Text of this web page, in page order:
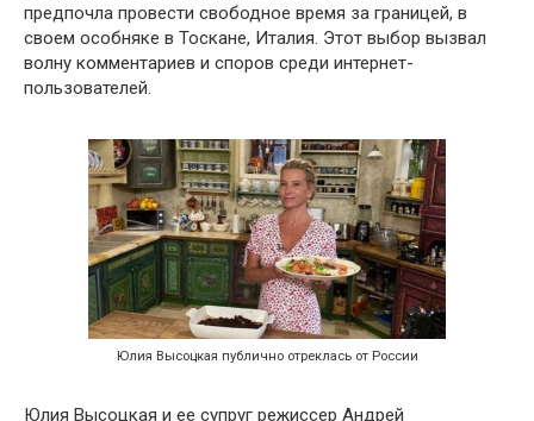
предпочла провести свободное время за границей, в
своем особняке в Тоскане, Италия. Этот выбор вызвал
волну комментариев и споров среди интернет-
пользователей.
Юлия Высоцкая публично отреклась от России
Юлия Высоцкая и ее супруг режиссер Андрей